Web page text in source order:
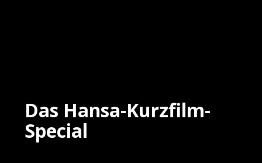
Das Hansa-Kurzfilm-
Special